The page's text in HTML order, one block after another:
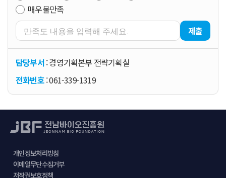
매우불만족
제출
담당부서: 경영기획본부 전략기획실
전화번호: 061-339-1319
개인정보처리방침
이메일무단수집거부
저작권보호정책